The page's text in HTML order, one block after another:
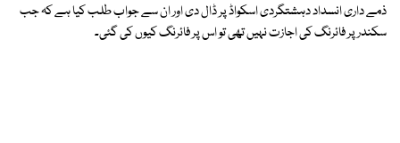
ذمے داری انسداد دہشتگردی اسکواڈ پر ڈال دی اور ان سے جواب طلب کیا ہے کہ جب
سکندر پر فائرنگ کی اجازت نہیں تھی تو اس پر فائرنگ کیوں کی گئی۔